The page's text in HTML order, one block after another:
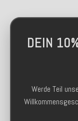
DEIN
Werde Teil